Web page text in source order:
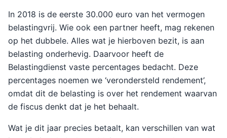
In 2018 is de eerste 30.000 euro van het vermogen
belastingvrij. Wie ook een partner heeft, mag rekenen
op het dubbele. Alles wat je hierboven bezit, is aan
belasting onderhevig. Daarvoor heeft de
Belastingdienst vaste percentages bedacht. Deze
percentages noemen we ‘verondersteld rendement’,
omdat dit de belasting is over het rendement waarvan
de fiscus denkt dat je het behaalt.
Wat je dit jaar precies betaalt, kan verschillen van wat